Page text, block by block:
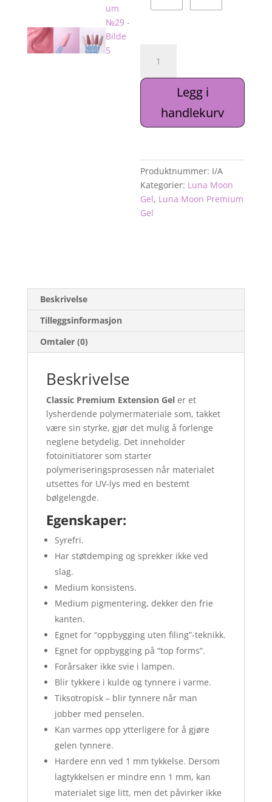
Moon
Gel
antall
Legg i
handlekurv
Produktnummer: I/A
Kategorier: Luna Moon
Gel, Luna Moon Premium
Gel
Beskrivelse
Tilleggsinformasjon
Omtaler (0)
Beskrivelse
Classic Premium Extension Geler et
lysherdende polymermateriale som, takket
være sin styrke, gjør det mulig å forlenge
neglene betydelig. Det inneholder
fotoinitiatorer som starter
polymeriseringsprosessen når materialet
utsettes for UV-lys med en bestemt
bølgelengde.
Egenskaper:
Syrefri.
Har støtdemping og sprekker ikke ved
slag.
Medium konsistens.
Medium pigmentering, dekker den frie
kanten.
Egnet for “oppbygging uten filing”-teknikk.
Egnet for oppbygging på “top forms”.
Forårsaker ikke svie i lampen.
Blir tykkere i kulde og tynnere i varme.
Tiksotropisk – blir tynnere når man
jobber med penselen.
Kan varmes opp ytterligere for å gjøre
gelen tynnere.
Hardere enn ved 1 mm tykkelse. Dersom
lagtykkelsen er mindre enn 1 mm, kan
materialet sige litt, men det påvirker ikke